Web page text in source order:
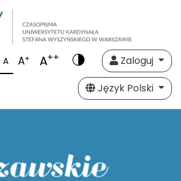
A A+ A++
Zaloguj
Język Polski